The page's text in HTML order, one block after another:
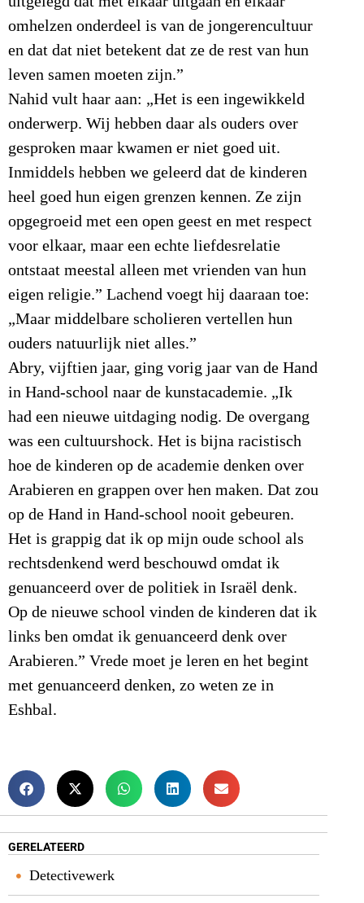
omhelzen onderdeel is van de jongerencultuur
en dat dat niet betekent dat ze de rest van hun
leven samen moeten zijn.”
Nahid vult haar aan: „Het is een ingewikkeld
onderwerp. Wij hebben daar als ouders over
gesproken maar kwamen er niet goed uit.
Inmiddels hebben we geleerd dat de kinderen
heel goed hun eigen grenzen kennen. Ze zijn
opgegroeid met een open geest en met respect
voor elkaar, maar een echte liefdesrelatie
ontstaat meestal alleen met vrienden van hun
eigen religie.” Lachend voegt hij daaraan toe:
„Maar middelbare scholieren vertellen hun
ouders natuurlijk niet alles.”
Abry, vijftien jaar, ging vorig jaar van de Hand
in Hand-school naar de kunstacademie. „Ik
had een nieuwe uitdaging nodig. De overgang
was een cultuurshock. Het is bijna racistisch
hoe de kinderen op de academie denken over
Arabieren en grappen over hen maken. Dat zou
op de Hand in Hand-school nooit gebeuren.
Het is grappig dat ik op mijn oude school als
rechtsdenkend werd beschouwd omdat ik
genuanceerd over de politiek in Israël denk.
Op de nieuwe school vinden de kinderen dat ik
links ben omdat ik genuanceerd denk over
Arabieren.” Vrede moet je leren en het begint
met genuanceerd denken, zo weten ze in
Eshbal.
GERELATEERD
Detectivewerk